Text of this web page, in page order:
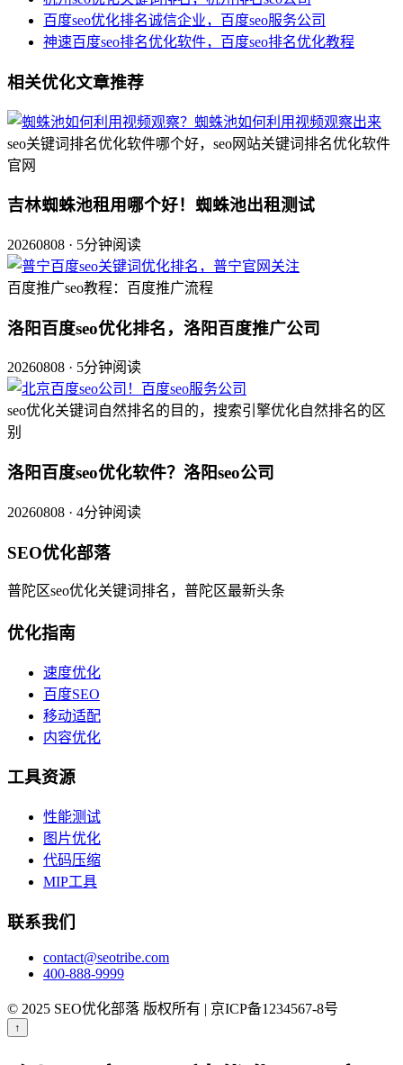
百度seo优化排名诚信企业，百度seo服务公司
神速百度seo排名优化软件，百度seo排名优化教程
相关优化文章推荐
seo关键词排名优化软件哪个好，seo网站关键词排名优化软件
官网
吉林蜘蛛池租用哪个好！蜘蛛池出租测试
20260808 · 5分钟阅读
百度推广seo教程：百度推广流程
洛阳百度seo优化排名，洛阳百度推广公司
20260808 · 5分钟阅读
seo优化关键词自然排名的目的，搜索引擎优化自然排名的区
别
洛阳百度seo优化软件？洛阳seo公司
20260808 · 4分钟阅读
SEO优化部落
普陀区seo优化关键词排名，普陀区最新头条
优化指南
速度优化
百度SEO
移动适配
内容优化
工具资源
性能测试
图片优化
代码压缩
MIP工具
联系我们
contact@seotribe.com
400-888-9999
© 2025 SEO优化部落 版权所有 | 京ICP备1234567-8号
↑